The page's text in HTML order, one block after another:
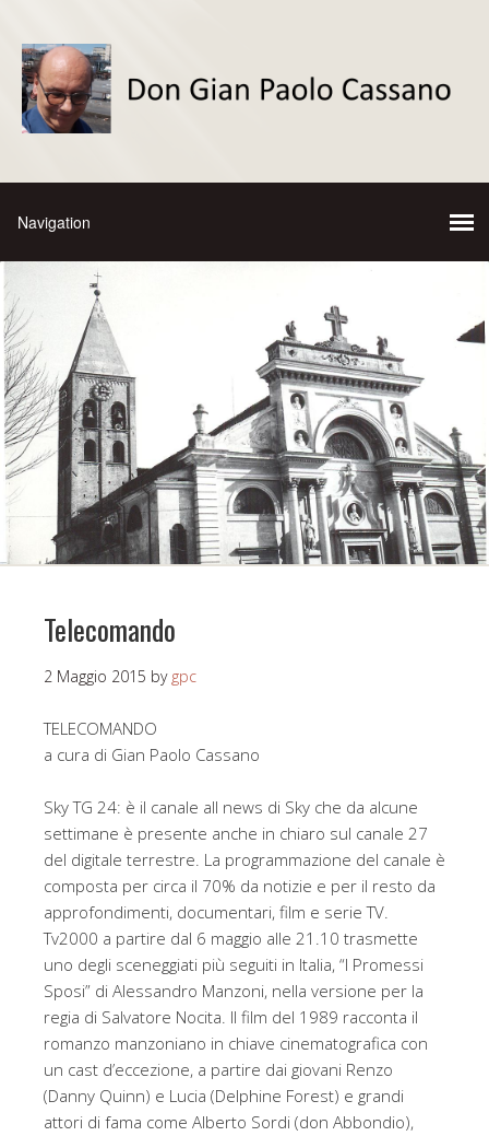
Telecomando
2 Maggio 2015 by gpc
TELECOMANDO
a cura di Gian Paolo Cassano
Sky TG 24: è il canale all news di Sky che da alcune
settimane è presente anche in chiaro sul canale 27
del digitale terrestre. La programmazione del canale è
composta per circa il 70% da notizie e per il resto da
approfondimenti, documentari, film e serie TV.
Tv2000 a partire dal 6 maggio alle 21.10 trasmette
uno degli sceneggiati più seguiti in Italia, “I Promessi
Sposi” di Alessandro Manzoni, nella versione per la
regia di Salvatore Nocita. Il film del 1989 racconta il
romanzo manzoniano in chiave cinematografica con
un cast d’eccezione, a partire dai giovani Renzo
(Danny Quinn) e Lucia (Delphine Forest) e grandi
attori di fama come Alberto Sordi (don Abbondio),